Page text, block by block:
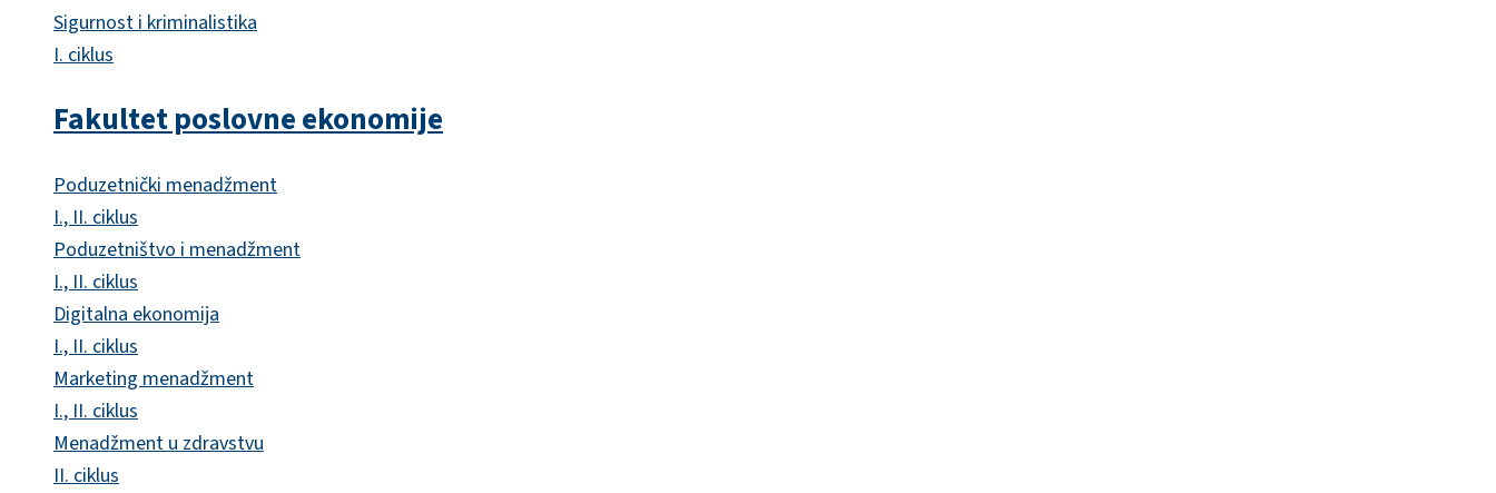
Sigurnost i kriminalistika
I. ciklus
Fakultet poslovne ekonomije
Poduzetnički menadžment
I., II. ciklus
Poduzetništvo i menadžment
I., II. ciklus
Digitalna ekonomija
I., II. ciklus
Marketing menadžment
I., II. ciklus
Menadžment u zdravstvu
II. ciklus